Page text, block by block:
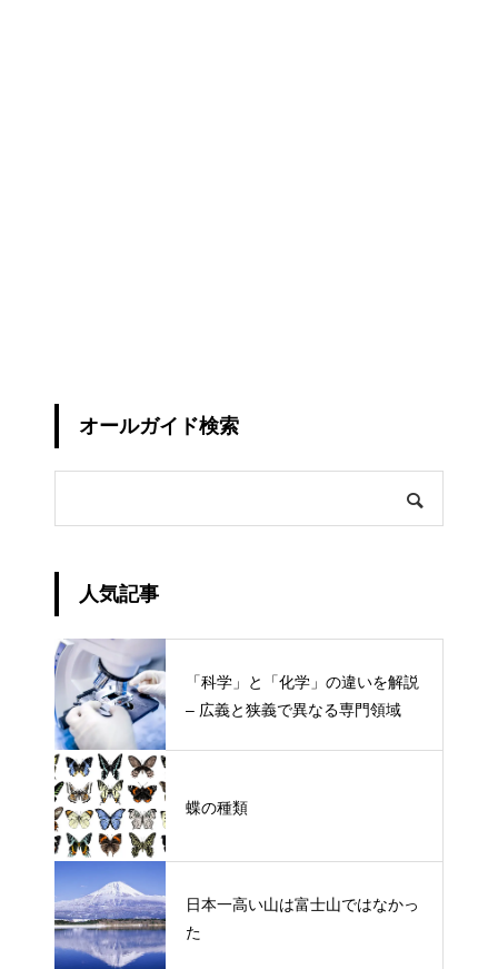
オールガイド検索
人気記事
「科学」と「化学」の違いを解説
– 広義と狭義で異なる専門領域
蝶の種類
日本一高い山は富士山ではなかっ
た